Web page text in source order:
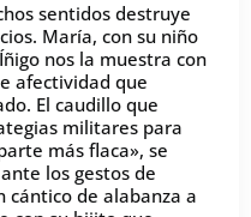
sentidos destruye
María, con su niño
nos la muestra con
afectividad que
El caudillo que
militares para
más flaca», se
los gestos de
cántico de alabanza a